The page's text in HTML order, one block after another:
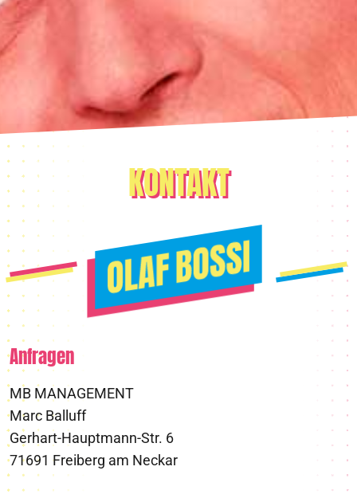
KONTAKT
Anfragen
MB MANAGEMENT
Marc Balluff
Gerhart-Hauptmann-Str. 6
71691 Freiberg am Neckar